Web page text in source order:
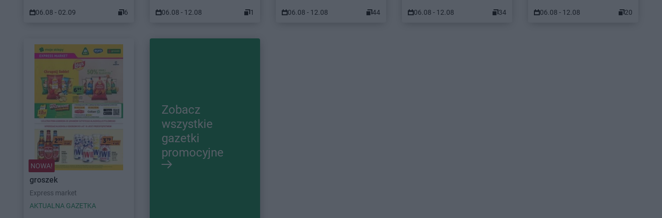
06.08 - 02.09 6 06.08 - 12.08 1 06.08 - 12.08 44 06.08 - 12.08 34 06.08 - 12.08 20
NOWA!
groszek
Express market
AKTUALNA GAZETKA
Zobacz
wszystkie
gazetki
promocyjne